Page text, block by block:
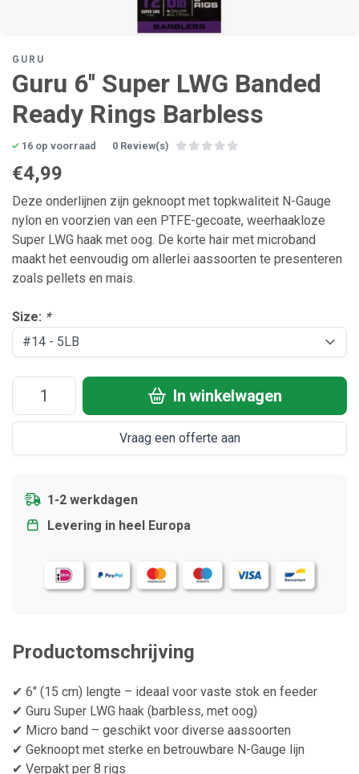
GURU
Guru 6'' Super LWG Banded
Ready Rings Barbless
16 op voorraad 0 Review(s)
€4,99
Deze onderlijnen zijn geknoopt met topkwaliteit N-Gauge
nylon en voorzien van een PTFE-gecoate, weerhaakloze
Super LWG haak met oog. De korte hair met microband
maakt het eenvoudig om allerlei aassoorten te presenteren
zoals pellets en mais.
Size: *
In winkelwagen
Vraag een offerte aan
1-2 werkdagen
Levering in heel Europa
Productomschrijving
✔ 6" (15 cm) lengte – ideaal voor vaste stok en feeder
✔ Guru Super LWG haak (barbless, met oog)
✔ Micro band – geschikt voor diverse aassoorten
✔ Geknoopt met sterke en betrouwbare N-Gauge lijn
✔ Verpakt per 8 rigs